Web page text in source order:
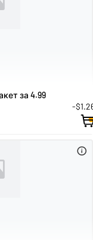
за 4.99
-